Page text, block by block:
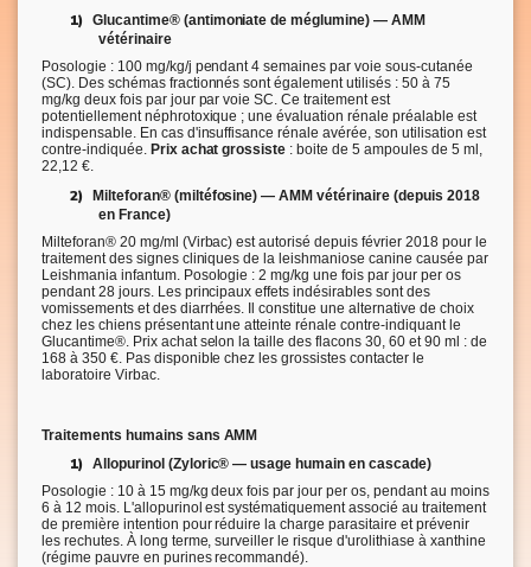
1) Glucantime® (antimoniate de méglumine) — AMM
vétérinaire
Posologie : 100 mg/kg/j pendant 4 semaines par voie sous-cutanée
(SC). Des schémas fractionnés sont également utilisés : 50 à 75
mg/kg deux fois par jour par voie SC. Ce traitement est
potentiellement néphrotoxique ; une évaluation rénale préalable est
indispensable. En cas d'insuffisance rénale avérée, son utilisation est
contre-indiquée. Prix achat grossiste : boite de 5 ampoules de 5 ml,
22,12 €.
2) Milteforan® (miltéfosine) — AMM vétérinaire (depuis 2018
en France)
Milteforan® 20 mg/ml (Virbac) est autorisé depuis février 2018 pour le
traitement des signes cliniques de la leishmaniose canine causée par
Leishmania infantum. Posologie : 2 mg/kg une fois par jour per os
pendant 28 jours. Les principaux effets indésirables sont des
vomissements et des diarrhées. Il constitue une alternative de choix
chez les chiens présentant une atteinte rénale contre-indiquant le
Glucantime®. Prix achat selon la taille des flacons 30, 60 et 90 ml : de
168 à 350 €. Pas disponible chez les grossistes contacter le
laboratoire Virbac.
Traitements humains sans AMM
1) Allopurinol(Zyloric® — usage humain en cascade)
Posologie : 10 à 15 mg/kg deux fois par jour per os, pendant au moins
6 à 12 mois. L'allopurinol est systématiquement associé au traitement
de première intention pour réduire la charge parasitaire et prévenir
les rechutes. À long terme, surveiller le risque d'urolithiase à xanthine
(régime pauvre en purines recommandé).